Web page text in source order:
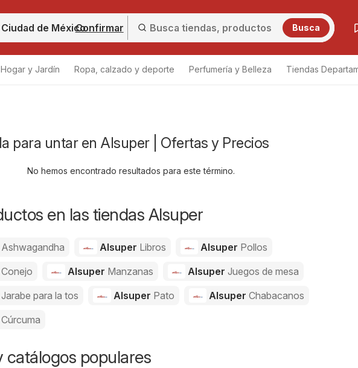
Confirmar Busca
Hogar y Jardín Ropa, calzado y deporte Perfumería y Belleza Tiendas
para untar en Alsuper | Ofertas y Precios
No hemos encontrado resultados para este término.
en las tiendas Alsuper
Ashwagandha Alsuper Libros Alsuper Pollos
Conejo Alsuper Manzanas AlsuperJuegos de mesa
Jarabe para la tos Alsuper Pato AlsuperChabacanos
Cúrcuma
catálogos populares